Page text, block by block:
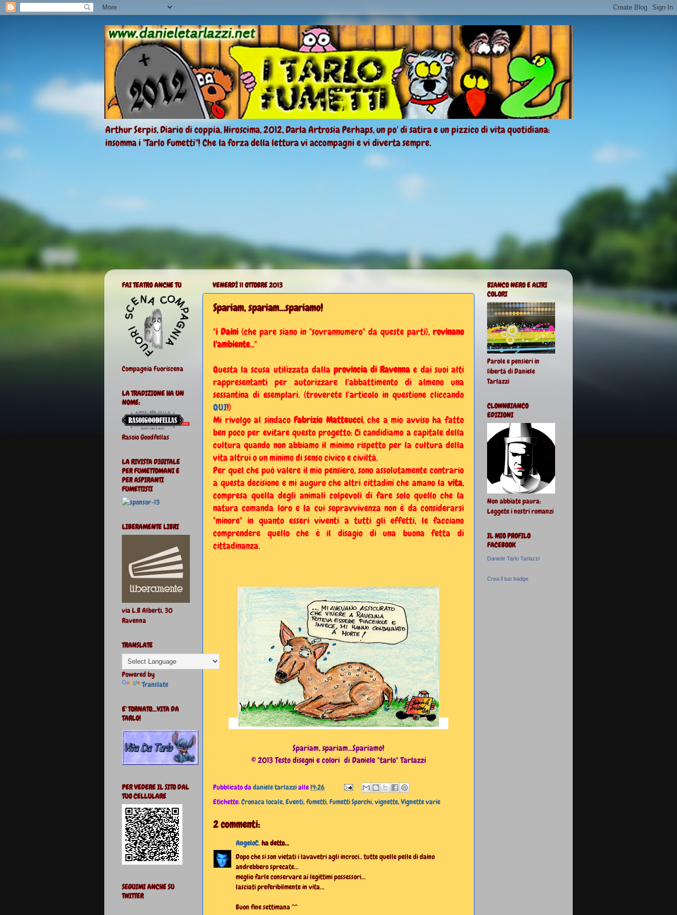
Arthur Serpis, Diario di coppia, Hiroscima, 2012, Darla Artrosia Perhaps, un po' di satira e un pizzico di vita quotidiana:
insomma i "Tarlo Fumetti"! Che la forza della lettura vi accompagni e vi diverta sempre.
VENERDÌ 11 OTTOBRE 2013
Spariam, spariam...spariamo!
"i Daini(che pare siano in "sovrannumero" da queste parti), rovinano
l'ambiente..."
Questa la scusa utilizzata dalla provincia di Ravenna e dai suoi alti
rappresentanti per autorizzare l'abbattimento di almeno una
sessantina di esemplari. (troverete l'articolo in questione cliccando
QUI!)
Mi rivolgo al sindacoFabrizio Matteucci, che a mio avviso ha fatto
ben poco per evitare questo progetto: Ci candidiamo a capitale della
cultura quando non abbiamo il minimo rispetto per la cultura della
vita altrui o un minimo di senso civico e civiltà.
Per quel che può valere il mio pensiero, sono assolutamente contrario
a questa decisione e mi auguro che altri cittadini che amano la vita,
compresa quella degli animali colpevoli di fare solo quello che la
natura comanda loro e la cui sopravvivenza non è da considerarsi
"minore" in quanto esseri viventi a tutti gli effetti, le facciano
comprendere quello che è il disagio di una buona fetta di
cittadinanza.
Spariam, spariam...Spariamo!
© 2013 Testo disegni e colori di Daniele "tarlo" Tarlazzi
Pubblicato dadaniele tarlazzialle14:26
Etichette:Cronaca locale,Eventi,fumetti,Fumetti Sporchi,vignette,Vignette varie
2 commenti:
AngeloC.ha detto...
Dopo che si son vietati i lavavetri agli incroci.. tutte quelle pelle di daino
andrebbero sprecate...
meglio farle conservare ai legittimi possessori...
lasciati preferibilmente in vita...
Buon fine settimana ^^
FAI TEATRO ANCHE TU
Compagnia Fuoriscena
LA TRADIZIONE HA UN
NOME:
Rasoio Goodfellas
LA RIVISTA DIGITALE
PER FUMETTOMANI E
PER ASPIRANTI
FUMETTISTI
LIBERAMENTE LIBRI
via L.B Alberti, 30
Ravenna
TRANSLATE
Powered by
Translate
E' TORNATO...VITA DA
TARLO!
PER VEDERE IL SITO DAL
TUO CELLULARE
SEGUIMI ANCHE SU
TWITTER
BIANCO NERO E ALTRI
COLORI
Parole e pensieri in
libertà di Daniele
Tarlazzi
CLOWNBIANCO
EDIZIONI
Non abbiate paura:
Leggete i nostri romanzi
IL MIO PROFILO
FACEBOOK
Daniele Tarlo Tarlazzi
Crea il tuo badge